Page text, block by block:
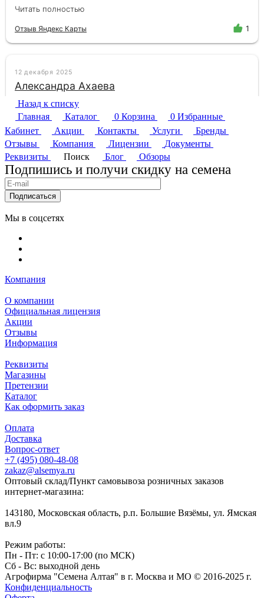
Назад к списку
Главная
Каталог 0 Корзина 0 Избранные
Кабинет
Акции Контакты Услуги
Бренды
Отзывы
Компания Лицензии
Документы
Реквизиты
Поиск Блог Обзоры
Подпишись и получи скидку на семена
Подписаться
Мы в соцсетях
Компания
О компании
Официальная лицензия
Акции
Отзывы
Информация
Реквизиты
Магазины
Претензии
Каталог
Как оформить заказ
Оплата
Доставка
Вопрос-ответ
+7 (495) 080-48-08
zakaz@alsemya.ru
Оптовый склад/Пункт самовывоза розничных заказов
интернет-магазина:
143180, Московская область, р.п. Большие Вязёмы, ул. Ямская
вл.9
Режим работы:
Пн - Пт: с 10:00-17:00 (по МСК)
Сб - Вс: выходной день
Агрофирма "Семена Алтая" в г. Москва и МО © 2016-2025 г.
Конфиденциальность